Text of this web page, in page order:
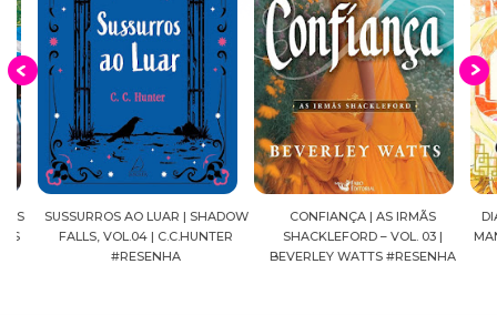
SUSSURROS AO LUAR | SHADOW
FALLS, VOL.04 | C.C.HUNTER
#RESENHA
CONFIANÇA | AS IRMÃS
SHACKLEFORD – VOL. 03 |
BEVERLEY WATTS #RESENHA